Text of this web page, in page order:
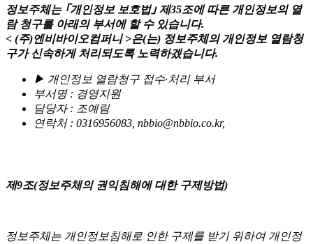
정보주체는 ｢개인정보 보호법｣ 제35조에 따른 개인정보의 열
람 청구를 아래의 부서에 할 수 있습니다.
< (주)엔비바이오컴퍼니 >은(는) 정보주체의 개인정보 열람청
구가 신속하게 처리되도록 노력하겠습니다.
▶ 개인정보 열람청구 접수·처리 부서
부서명 : 경영지원
담당자 : 조예림
연락처 : 0316956083, nbbio@nbbio.co.kr,
제9조(정보주체의 권익침해에 대한 구제방법)
정보주체는 개인정보침해로 인한 구제를 받기 위하여 개인정